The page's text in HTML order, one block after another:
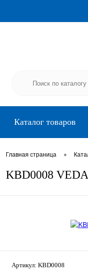
Каталог товаров
Главная страница •
KBD0008
Артикул: KBD0008